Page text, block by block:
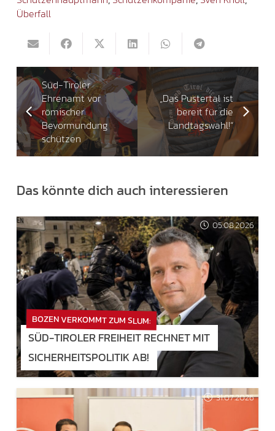
Überfall
Süd-Tiroler
Ehrenamt vor
römischer
Bevormundung
schützen
„Das Pustertal ist
bereit für die
Landtagswahl!“
Das könnte dich auch interessieren
05.08.2026
BOZEN VERKOMMT ZUM SLUM:
SÜD-TIROLER FREIHEIT RECHNET MIT
SICHERHEITSPOLITIK AB!
31.07.2026